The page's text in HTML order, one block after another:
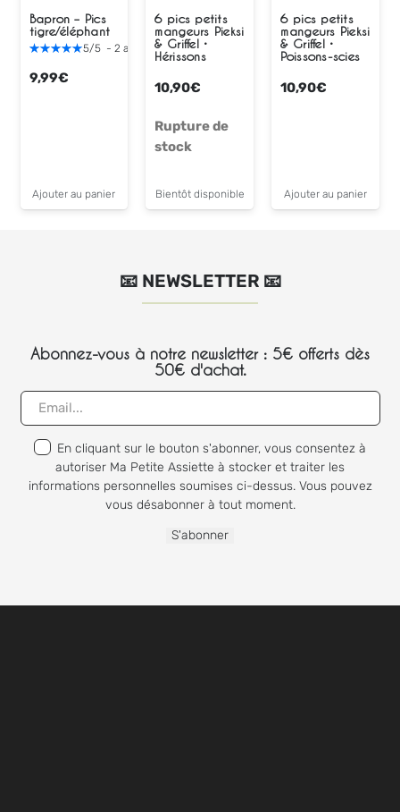
Bapron – Pics
tigre/éléphant
5/5 - 2 avis
9,99€
Ajouter au panier
6 pics petits
mangeurs Pieksi
& Griffel •
Hérissons
10,90€
Rupture de
stock
Bientôt disponible
6 pics petits
mangeurs Pieksi
& Griffel •
Poissons-scies
10,90€
Ajouter au panier
📧 NEWSLETTER 📧
Abonnez-vous à notre newsletter : 5€ offerts dès
50€ d'achat.
En cliquant sur le bouton s'abonner, vous consentez à
autoriser Ma Petite Assiette à stocker et traiter les
informations personnelles soumises ci-dessus. Vous pouvez
vous désabonner à tout moment.